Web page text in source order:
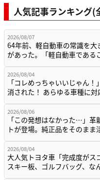
人気記事ランキング(
2026/08/07
64年前、軽自動車の常識を大
があった。「軽自動車であ
2026/08/04
「コレめっちゃいいじゃん
消された！ あらゆる車種に
2026/08/06
「この発想はなかった…」革
トが登場。純正品をそのま
2026/08/04
大人気トヨタ車「完成度がス
スキー板、ゴルフバッグ、な